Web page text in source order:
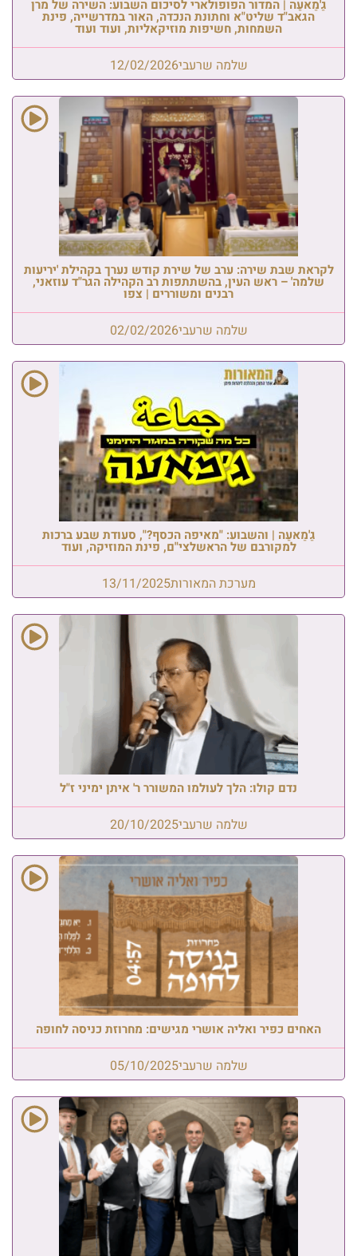
גַ'מַאעַה | המדור הפופולארי לסיכום השבוע: השירה של מרן
הגאב"ד שליט"א וחתונת הנכדה, האור במדרשייה, פינת
השמחות, חשיפות מוזיקאליות, ועוד ועוד
שלמה שרעבי12/02/2026
לקראת שבת שירה: ערב של שירת קודש נערך בקהילת 'יריעות
שלמה' – ראש העין, בהשתתפות רב הקהילה הגר"ד עוזאני,
רבנים ומשוררים | צפו
שלמה שרעבי02/02/2026
גַ'מַאעַה | והשבוע: "מאיפה הכסף?", סעודת שבע ברכות
למקורבם של הראשלצי"ם, פינת המוזיקה, ועוד
מערכת המאורות13/11/2025
נדם קולו: הלך לעולמו המשורר ר' איתן ימיני ז"ל
שלמה שרעבי20/10/2025
האחים כפיר ואליה אושרי מגישים: מחרוזת כניסה לחופה
שלמה שרעבי05/10/2025